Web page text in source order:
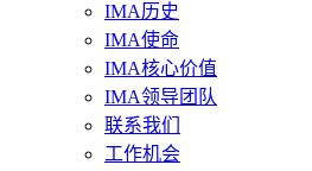
IMA历史
IMA使命
IMA核心价值
IMA领导团队
联系我们
工作机会